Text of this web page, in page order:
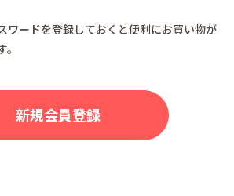
ワードを登録しておくと便利にお買い物が